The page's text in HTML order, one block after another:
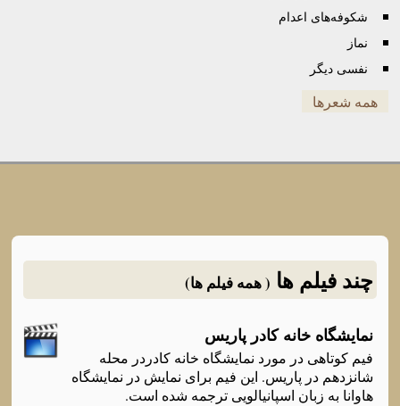
شکوفه‌های اعدام
نماز
نفسی دیگر
همه شعرها
چند فیلم ها ( همه فیلم ها)
نمایشگاه خانه کادر پاریس
فیم کوتاهی در مورد نمایشگاه خانه کادردر محله
شانزدهم در پاریس. این فیم برای نمایش در نمایشگاه
هاوانا به زبان اسپانیالویی ترجمه شده است.